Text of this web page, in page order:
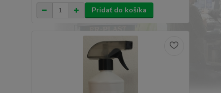
Pridať do košíka